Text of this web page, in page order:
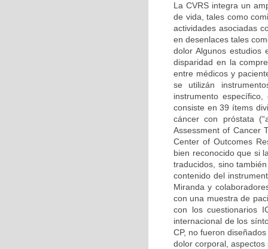
La CVRS integra un
de vida, tales como
actividades asociadas
en desenlaces tales
dolor Algunos estudios
disparidad en la
entre médicos y
se utilizán
instrumento
consiste en 39 ítems
cáncer con próstata
Assessment of Cancer
Center of Outcomes
bien reconocido que si
traducidos, sino
contenido del
Miranda y
con una muestra de
con los cuestionarios
internacional de los
CP, no fueron
dolor corporal,